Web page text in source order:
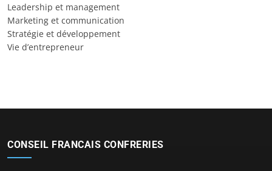
Leadership et management
Marketing et communication
Stratégie et développement
Vie d’entrepreneur
CONSEIL FRANCAIS CONFRERIES